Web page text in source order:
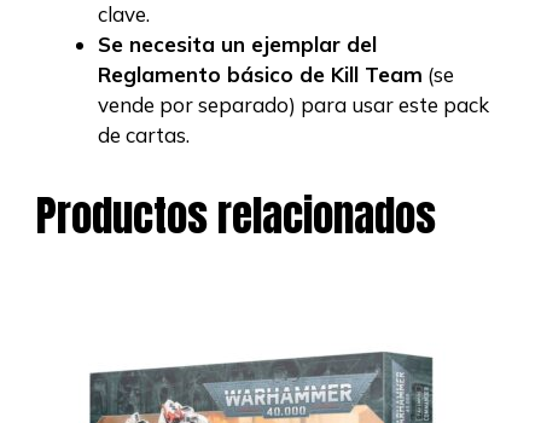
clave.
Se necesita un ejemplar del
Reglamento básico de Kill Team (se
vende por separado) para usar este pack
de cartas.
Productos relacionados